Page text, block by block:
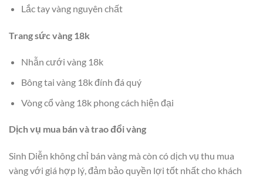
Lắc tay vàng nguyên chất
Trang sức vàng 18k
Nhẫn cưới vàng 18k
Bông tai vàng 18k đính đá quý
Vòng cổ vàng 18k phong cách hiện đại
Dịch vụ mua bán và trao đổi vàng
Sinh Diễn không chỉ bán vàng mà còn có dịch vụ thu mua
vàng với giá hợp lý, đảm bảo quyền lợi tốt nhất cho khách